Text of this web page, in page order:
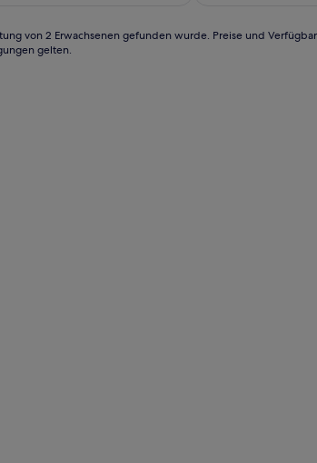
von 2 Erwachsenen gefunden wurde. Preise und
gelten.